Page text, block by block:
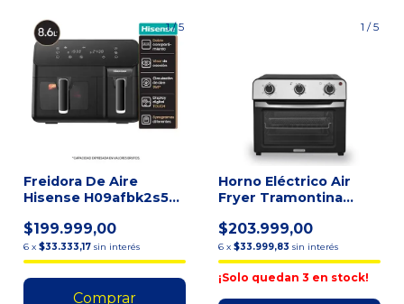
1/5
Freidora De Aire
Hisense H09afbk2s5
Negro
$199.999,00
6 x $33.333,17 sin interés
1 /5
Horno Eléctrico Air
Fryer Tramontina
Ne
$203.999,00
6 x $33.999,83 sin interés
¡Solo quedan 3 en stock!